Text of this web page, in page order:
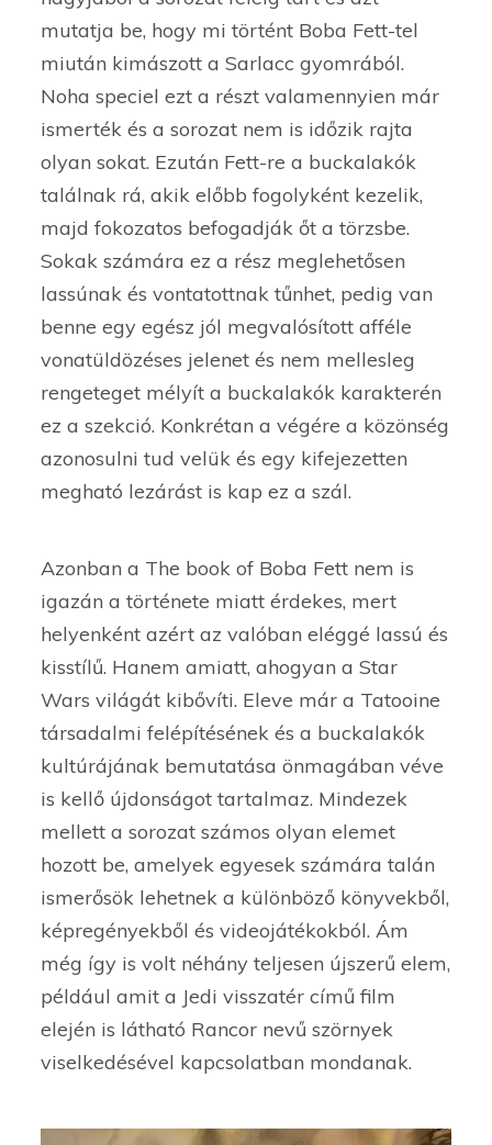
mutatja be, hogy mi történt Boba Fett-tel
miután kimászott a Sarlacc gyomrából.
Noha speciel ezt a részt valamennyien már
ismerték és a sorozat nem is időzik rajta
olyan sokat. Ezután Fett-re a buckalakók
találnak rá, akik előbb fogolyként kezelik,
majd fokozatos befogadják őt a törzsbe.
Sokak számára ez a rész meglehetősen
lassúnak és vontatottnak tűnhet, pedig van
benne egy egész jól megvalósított afféle
vonatüldözéses jelenet és nem mellesleg
rengeteget mélyít a buckalakók karakterén
ez a szekció. Konkrétan a végére a közönség
azonosulni tud velük és egy kifejezetten
megható lezárást is kap ez a szál.
Azonban a The book of Boba Fett nem is
igazán a története miatt érdekes, mert
helyenként azért az valóban eléggé lassú és
kisstílű. Hanem amiatt, ahogyan a Star
Wars világát kibővíti. Eleve már a Tatooine
társadalmi felépítésének és a buckalakók
kultúrájának bemutatása önmagában véve
is kellő újdonságot tartalmaz. Mindezek
mellett a sorozat számos olyan elemet
hozott be, amelyek egyesek számára talán
ismerősök lehetnek a különböző könyvekből,
képregényekből és videojátékokból. Ám
még így is volt néhány teljesen újszerű elem,
például amit a Jedi visszatér című film
elején is látható Rancor nevű szörnyek
viselkedésével kapcsolatban mondanak.